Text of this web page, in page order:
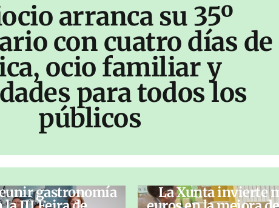
arranca su 35º
con cuatro días de
ocio familiar y
para todos los
públicos
gastronomía La Xunta invierte